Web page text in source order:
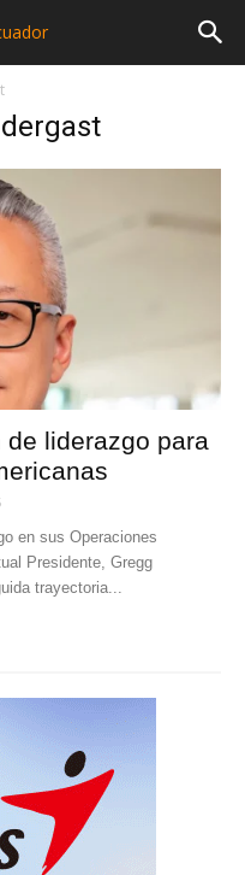
SECTORES
liderazgo para
en sus Operaciones
Presidente, Gregg
trayectoria...